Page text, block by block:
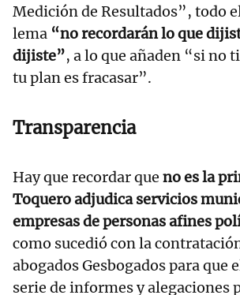
Medición de Resultados”, todo
lema “no recordarán lo que
dijiste”, a lo que añaden “si no
tu plan es fracasar”.
Transparencia
Hay que recordar que no es la
Toquero adjudica servicios
empresas de personas afines
como sucedió con la
abogados Gesbogados para que
serie de informes y alegaciones